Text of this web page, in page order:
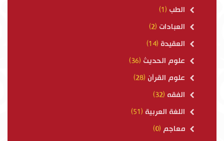
الطب (1)
العبادات (2)
العقيدة (14)
علوم الحديث (36)
علوم القرآن (28)
الفقه (32)
اللغة العربية (51)
معاجم (0)